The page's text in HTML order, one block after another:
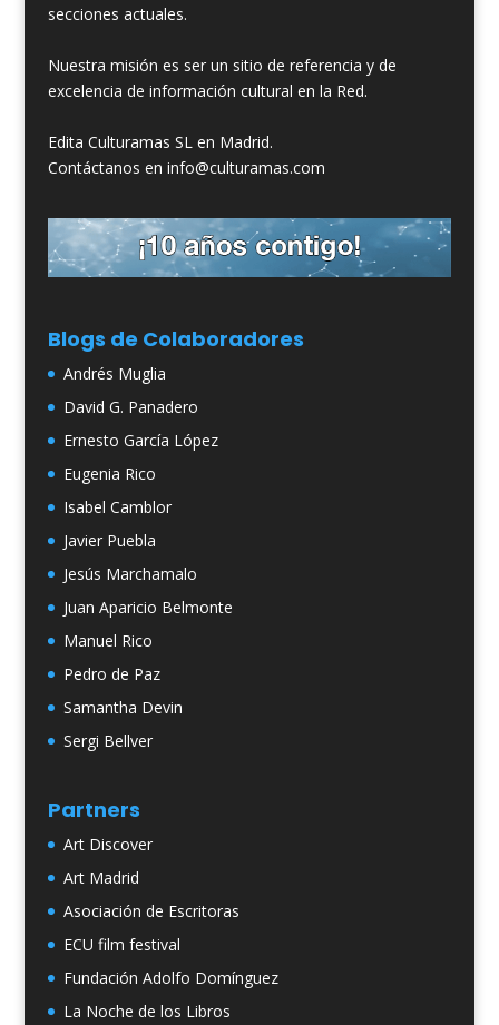
secciones actuales.
Nuestra misión es ser un sitio de referencia y de
excelencia de información cultural en la Red.
Edita Culturamas SL en Madrid.
Contáctanos en info@culturamas.com
Blogs de Colaboradores
Andrés Muglia
David G. Panadero
Ernesto García López
Eugenia Rico
Isabel Camblor
Javier Puebla
Jesús Marchamalo
Juan Aparicio Belmonte
Manuel Rico
Pedro de Paz
Samantha Devin
Sergi Bellver
Partners
Art Discover
Art Madrid
Asociación de Escritoras
ECU film festival
Fundación Adolfo Domínguez
La Noche de los Libros